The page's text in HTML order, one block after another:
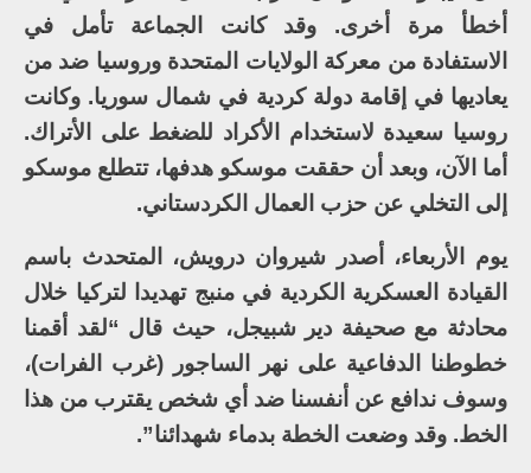
أخطأ مرة أخرى. وقد كانت الجماعة تأمل في
الاستفادة من معركة الولايات المتحدة وروسيا ضد من
يعاديها في إقامة دولة كردية في شمال سوريا. وكانت
روسيا سعيدة لاستخدام الأكراد للضغط على الأتراك.
أما الآن، وبعد أن حققت موسكو هدفها، تتطلع موسكو
إلى التخلي عن حزب العمال الكردستاني.
يوم الأربعاء، أصدر شيروان درويش، المتحدث باسم
القيادة العسكرية الكردية في منبج تهديدا لتركيا خلال
محادثة مع صحيفة دير شبيجل، حيث قال “لقد أقمنا
خطوطنا الدفاعية على نهر الساجور (غرب الفرات)،
وسوف ندافع عن أنفسنا ضد أي شخص يقترب من هذا
الخط. وقد وضعت الخطة بدماء شهدائنا”.